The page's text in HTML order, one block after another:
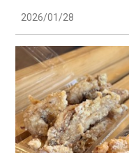
2026/01/28